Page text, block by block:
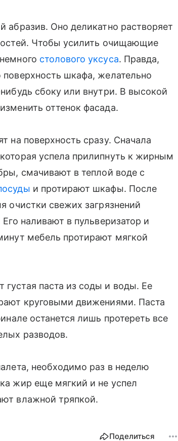
абразив. Оно деликатно растворяет
Чтобы усилить очищающие
столового уксуса. Правда,
шкафа, желательно
сбоку или внутри. В высокой
оттенок фасада.
на поверхность сразу. Сначала
успела прилипнуть к жирным
смачивают в теплой воде с
и протирают шкафы. После
очистки свежих загрязнений
наливают в пульверизатор и
мебель протирают мягкой
паста из соды и воды. Ее
круговыми движениями. Паста
останется лишь протереть все
разводов.
необходимо раз в неделю
жир еще мягкий и не успел
влажной тряпкой.
Поделиться